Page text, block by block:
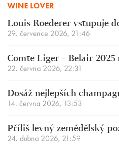
WINE LOVER
Louis Roederer vstupuje
29. července 2026, 21:46
Comte Liger – Belair 2025
22. června 2026, 22:31
Dosáž nejlepších
14. června 2026, 13:53
Příliš levný zemědělský
24. dubna 2026, 21:59